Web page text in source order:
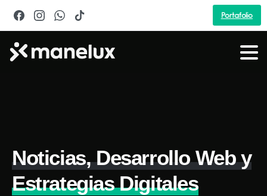
Portafolio
Noticias, Desarrollo Web y
Estrategias Digitales